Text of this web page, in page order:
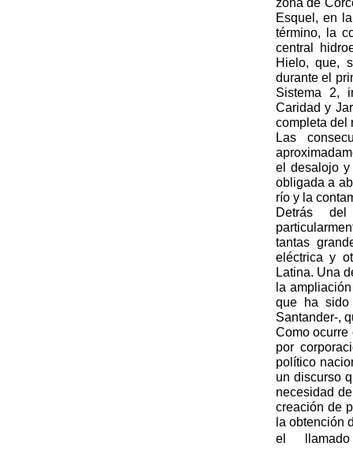
Esquel, en
término, la
central
Hielo, que,
durante el
Sistema 2,
Caridad y
completa del
Las
el desalojo
obligada a
río y la
Detrás del
tantas
eléctrica y
Latina. Una
la
que ha
Santander-,
Como ocurre
por
político
un discurso
necesidad
creación de
la obtención
el llamado